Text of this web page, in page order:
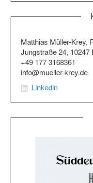
Matthias Müller-Krey,
Jungstraße 24, 10247
+49 177 3168361
info@mueller-krey.de
Linkedin